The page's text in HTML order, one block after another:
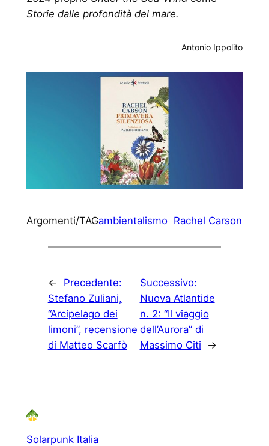
Storie dalle profondità del mare.
Antonio Ippolito
Argomenti/TAGambientalismo Rachel Carson
←
Precedente:
Stefano Zuliani,
“Arcipelago dei
limoni”, recensione
di Matteo Scarfò
Successivo:
Nuova Atlantide
n. 2: “Il viaggio
dell’Aurora” di
Massimo Citi
→
Solarpunk Italia